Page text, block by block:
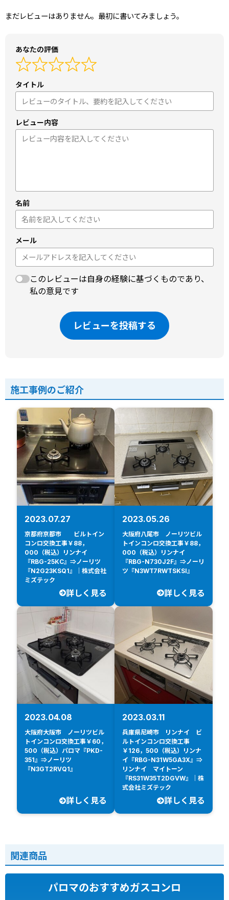
まだレビューはありません。最初に書いてみましょう。
あなたの評価
タイトル
レビュー内容
名前
メール
このレビューは自身の経験に基づくものであり、
私の意見です
レビューを投稿する
施工事例のご紹介
2023.07.27
京都府京都市 ビルトイン
コンロ交換工事￥88，
000（税込）リンナイ
『RBG-25KC』⇒ノーリツ
『N2G23KSQ1』｜株式会社
ミズテック
詳しく見る
2023.05.26
大阪府八尾市 ノーリツビル
トインコンロ交換工事￥88，
000（税込）リンナイ
『RBG-N730J2F』⇒ノーリ
ツ『N3WT7RWTSKSI』
詳しく見る
2023.04.08
大阪府大阪市 ノーリツビル
トインコンロ交換工事￥60，
500（税込）パロマ『PKD-
351』⇒ノーリツ
『N3GT2RVQ1』
詳しく見る
2023.03.11
兵庫県尼崎市 リンナイ ビ
ルトインコンロ交換工事
￥126，500（税込）リンナ
イ『RBG-N31W5GA3X』⇒
リンナイ マイトーン
『RS31W35T2DGVW』｜株
式会社ミズテック
詳しく見る
関連商品
パロマのおすすめガスコンロ